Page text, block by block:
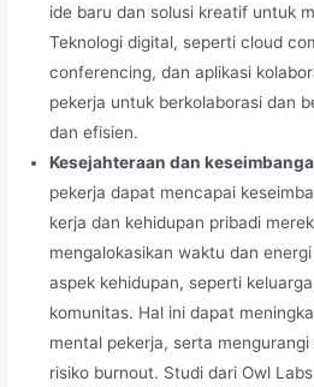
ide baru dan solusi kreatif untuk
Teknologi digital, seperti cloud
conferencing, dan aplikasi
pekerja untuk berkolaborasi dan
dan efisien.
Kesejahteraan dan
pekerja dapat mencapai
kerja dan kehidupan pribadi
mengalokasikan waktu dan
aspek kehidupan, seperti
komunitas. Hal ini dapat
mental pekerja, serta
risiko burnout. Studi dari Owl